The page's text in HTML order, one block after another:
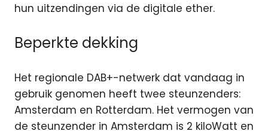
hun uitzendingen via de digitale ether.
Beperkte dekking
Het regionale DAB+-netwerk dat vandaag in
gebruik genomen heeft twee steunzenders:
Amsterdam en Rotterdam. Het vermogen van
de steunzender in Amsterdam is 2 kiloWatt en